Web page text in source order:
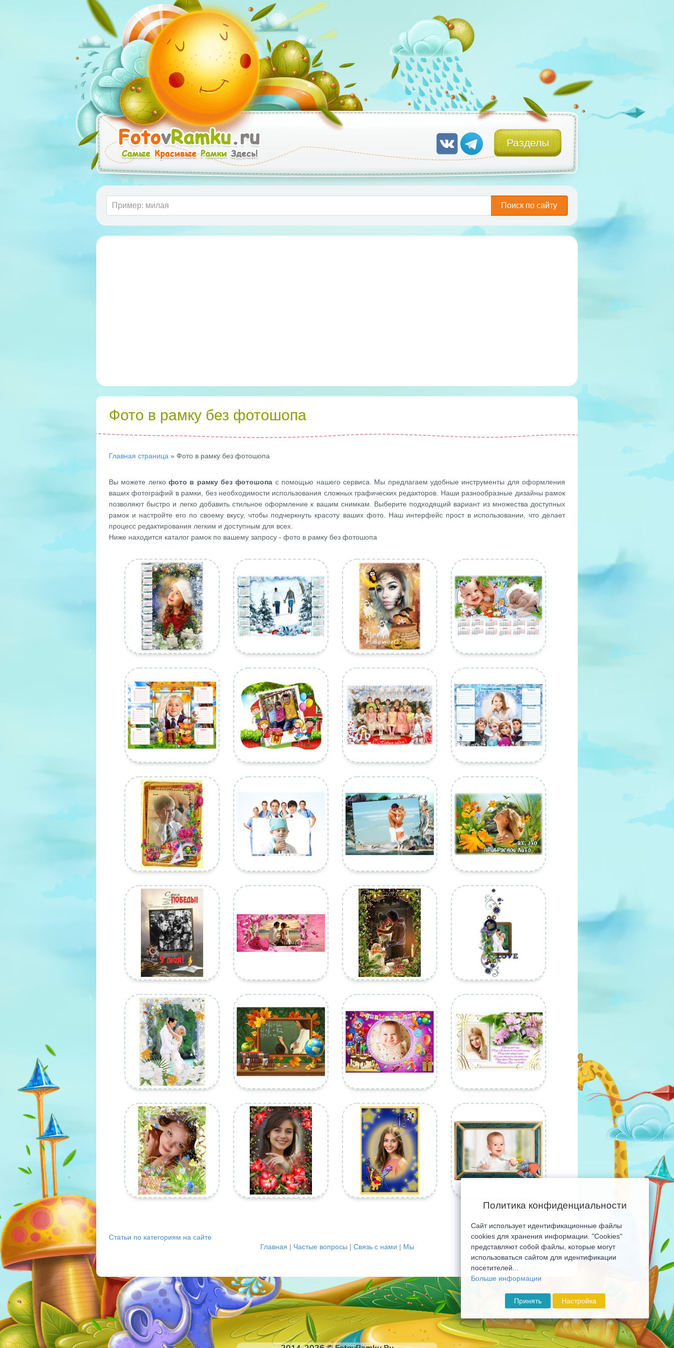
Разделы
Поиск по сайту
Фото в рамку без фотошопа
Главная страница » Фото в рамку без фотошопа
Вы можете легкофото в рамку без фотошопа с помощью нашего сервиса. Мы предлагаем удобные инструменты для оформления
ваших фотографий в рамки, без необходимости использования сложных графических редакторов. Наши разнообразные дизайны рамок
позволяют быстро и легко добавить стильное оформление к вашим снимкам. Выберите подходящий вариант из множества доступных
рамок и настройте его по своему вкусу, чтобы подчеркнуть красоту ваших фото. Наш интерфейс прост в использовании, что делает
процесс редактирования легким и доступным для всех.
Ниже находится каталог рамок по вашему запросу - фото в рамку без фотошопа
Статьи по категориям на сайте
Главная | Частые вопросы | Связь с нами | Мы
Политика конфиденциальности
Сайт использует идентификационные файлы
cookies для хранения информации. "Cookies"
представляют собой файлы, которые могут
использоваться сайтом для идентификации
посетителей...
Больше информации
Принять Настройка